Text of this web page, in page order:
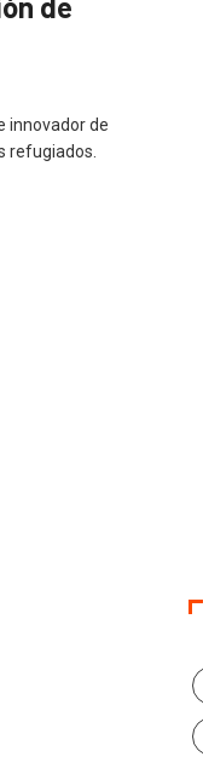
innovador de
refugiados.